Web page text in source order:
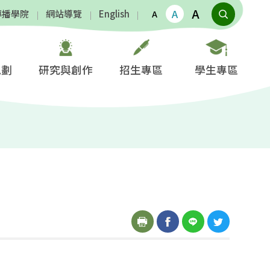
學院 網站導覽 English A A A
研究與創作 招生專區 學生專區